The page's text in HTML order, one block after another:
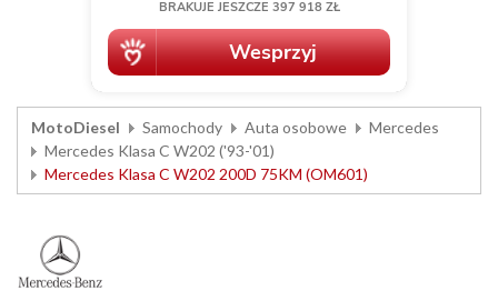
MotoDiesel Samochody Auta osobowe
Mercedes
Mercedes Klasa C W202 ('93-'01)
Mercedes Klasa C W202 200D 75KM (OM601)